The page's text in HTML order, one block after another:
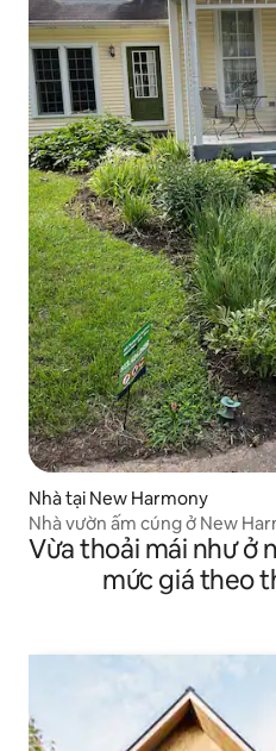
Nhà tại New Harmony
Nhà vườn ấm cúng ở New
Vừa thoải mái như ở
mức giá theo